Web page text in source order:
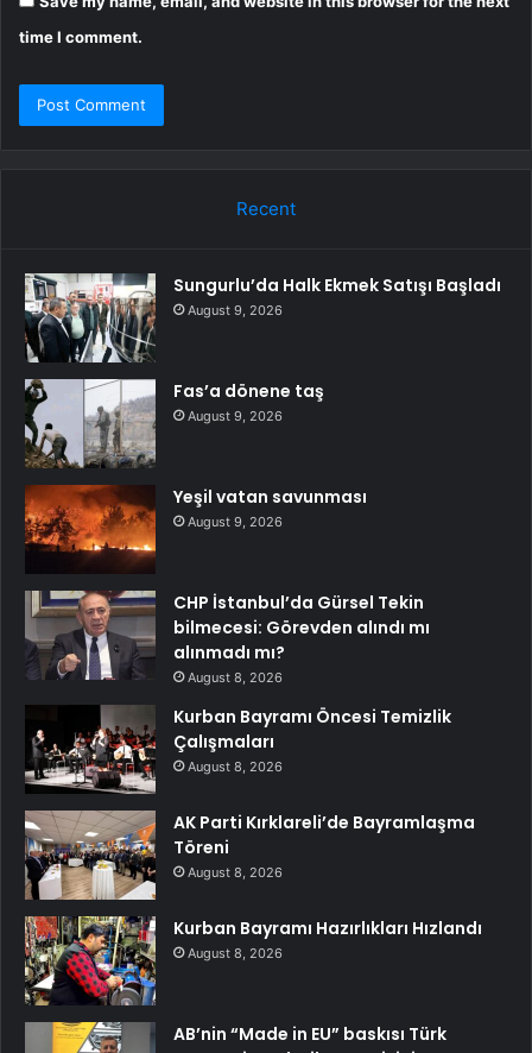
time I comment.
Recent
Sungurlu’da Halk Ekmek Satışı Başladı
August 9, 2026
Fas’a dönene taş
August 9, 2026
Yeşil vatan savunması
August 9, 2026
CHP İstanbul’da Gürsel Tekin
bilmecesi: Görevden alındı mı
alınmadı mı?
August 8, 2026
Kurban Bayramı Öncesi Temizlik
Çalışmaları
August 8, 2026
AK Parti Kırklareli’de Bayramlaşma
Töreni
August 8, 2026
Kurban Bayramı Hazırlıkları Hızlandı
August 8, 2026
AB’nin “Made in EU” baskısı Türk